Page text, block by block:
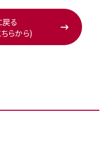
る
らから)